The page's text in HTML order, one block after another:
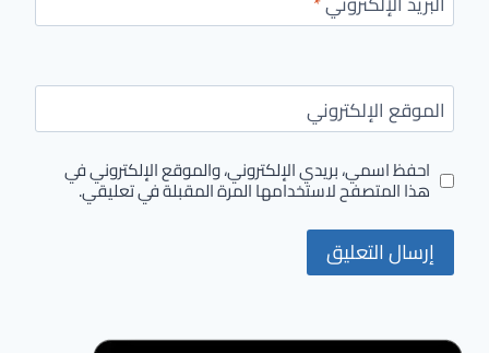
الموقع الإلكتروني
احفظ اسمي، بريدي الإلكتروني، والموقع الإلكتروني في
هذا المتصفح لاستخدامها المرة المقبلة في تعليقي.